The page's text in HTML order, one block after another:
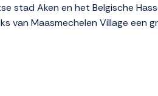
stad Aken en het Belgische
van Maasmechelen Village een